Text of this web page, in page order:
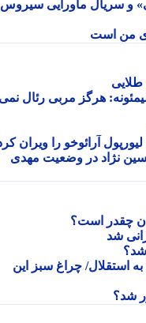
سریال ماورایی سیروس
است
هرگز مربی رئال نمی
آرائوخو را ویران کرد!
نژاد در وضعیت مهدی
است؟
شد
چراغ سبز این